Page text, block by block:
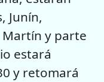
Junín,
Martín y parte
estará
y retomará